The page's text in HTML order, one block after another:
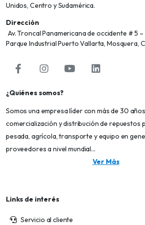
Unidos, Centro y Sudamérica.
Dirección
Av. Troncal Panamericana de occidente # 5 –
Parque Industrial Puerto Vallarta, Mosquera,
¿Quiénes somos?
Somos una empresa líder con más de 30
comercialización y distribución de repuestos
pesada, agrícola, transporte y equipo en
proveedores a nivel mundial...
Ver Más
Links de interés
Servicio al cliente